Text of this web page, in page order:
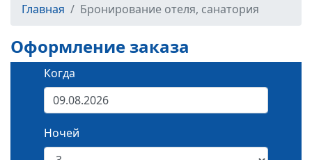
Главная Бронирование отеля, санатория
Оформление заказа
Когда
Ночей